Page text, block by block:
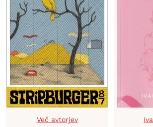
Več avtorjev